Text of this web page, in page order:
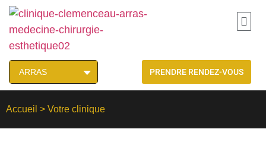
PRENDRE RENDEZ-VOUS
Accueil > Votre clinique